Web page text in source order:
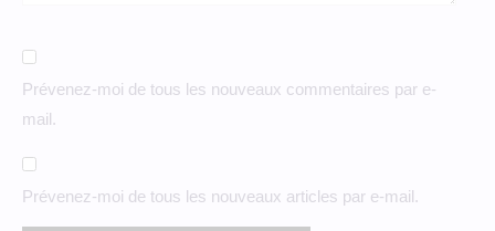
Prévenez-moi de tous les nouveaux commentaires par e-
mail.
Prévenez-moi de tous les nouveaux articles par e-mail.